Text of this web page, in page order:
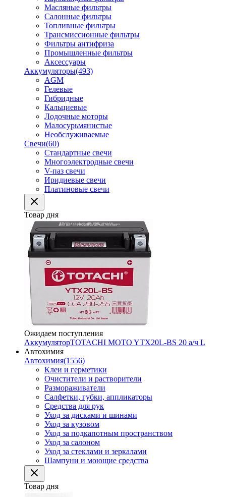
Масляные фильтры
Салонные фильтры
Топливные фильтры
Трансмиссионные фильтры
Фильтры антифриза
Промышленные фильтры
Аксессуары
Аккумуляторы(493)
AGM
Гелевые
Гибридные
Кальциевые
Лодочные моторы
Малосурьмянистые
Необслуживаемые
Свечи(60)
Стандартные свечи
Многоэлектродные свечи
V-паз свечи
Иридиевые свечи
Платиновые свечи
Товар дня
Ожидаем поступления
АккумуляторTOTACHI MOTO YTX20L-BS 20 а/ч L
Автохимия
Автохимия(1556)
Клеи и герметики
Очистители и растворители
Размораживатели
Салфетки, губки, аппликаторы
Средства для рук
Уход за дисками и шинами
Уход за кузовом
Уход за подкапотным пространством
Уход за салоном
Уход за стеклами и зеркалами
Шампуни и моющие средства
Товар дня